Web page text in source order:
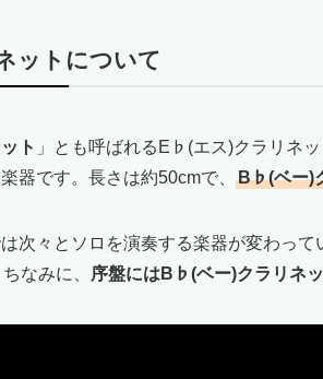
ットについて
ト 」とも呼ばれるE♭(エス)クラリネ
器です。長さは約50cmで、
B♭(ベー)
次々とソロを演奏する楽器が変わっ
なみに、 序盤にはB♭(ベー)クラリネ